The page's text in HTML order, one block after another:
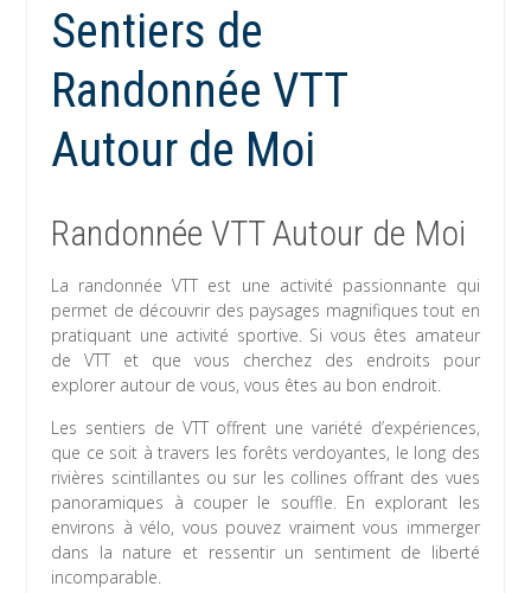
Sentiers de
Randonnée VTT
Autour de Moi
Randonnée VTT Autour de Moi
La randonnée VTT est une activité passionnante qui
permet de découvrir des paysages magnifiques tout en
pratiquant une activité sportive. Si vous êtes amateur
de VTT et que vous cherchez des endroits pour
explorer autour de vous, vous êtes au bon endroit.
Les sentiers de VTT offrent une variété d’expériences,
que ce soit à travers les forêts verdoyantes, le long des
rivières scintillantes ou sur les collines offrant des vues
panoramiques à couper le souffle. En explorant les
environs à vélo, vous pouvez vraiment vous immerger
dans la nature et ressentir un sentiment de liberté
incomparable.